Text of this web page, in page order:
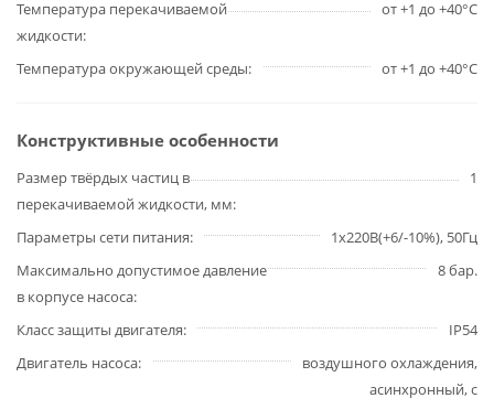
Температура перекачиваемой
жидкости
от +1 до +40°С
Температура окружающей среды от +1 до +40°С
Конструктивные особенности
Размер твёрдых частиц в
перекачиваемой жидкости, мм
1
Параметры сети питания
1х220В(+6/-10%), 50Гц
Максимально допустимое давление
в корпусе насоса
8 бар.
Класс защиты двигателя
IP54
Двигатель насоса
воздушного охлаждения,
асинхронный, с